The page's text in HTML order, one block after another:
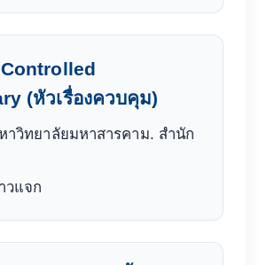
(หัวเรื่องควบคุม)
าวิทยาลัยมหาสารคาม. สำนัก
วแจก